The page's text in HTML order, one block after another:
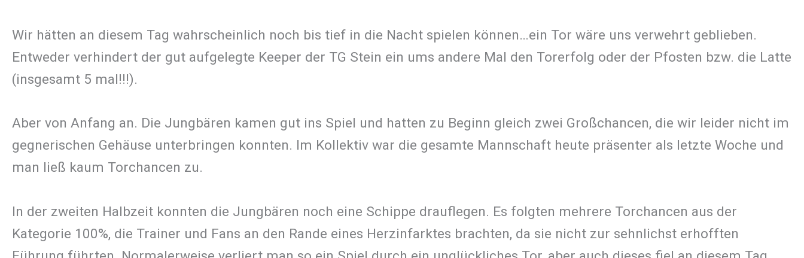
Wir hätten an diesem Tag wahrscheinlich noch bis tief in die Nacht spielen können…ein Tor wäre uns verwehrt geblieben.
Entweder verhindert der gut aufgelegte Keeper der TG Stein ein ums andere Mal den Torerfolg oder der Pfosten bzw. die Latte
(insgesamt 5 mal!!!).
Aber von Anfang an. Die Jungbären kamen gut ins Spiel und hatten zu Beginn gleich zwei Großchancen, die wir leider nicht im
gegnerischen Gehäuse unterbringen konnten. Im Kollektiv war die gesamte Mannschaft heute präsenter als letzte Woche und
man ließ kaum Torchancen zu.
In der zweiten Halbzeit konnten die Jungbären noch eine Schippe drauflegen. Es folgten mehrere Torchancen aus der
Kategorie 100%, die Trainer und Fans an den Rande eines Herzinfarktes brachten, da sie nicht zur sehnlichst erhofften